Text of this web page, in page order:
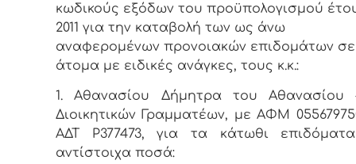
κωδικούς εξόδων του προϋπολογισμού
2011 για την καταβολή των ως άνω
αναφερομένων προνοιακών επιδομάτων σε
άτομα με ειδικές ανάγκες, τους κ.κ.:
1. Αθανασίου Δήμητρα του Αθανασίου
Διοικητικών Γραμματέων, με ΑΦΜ
ΑΔΤ Ρ377473, για τα κάτωθι
αντίστοιχα ποσά: